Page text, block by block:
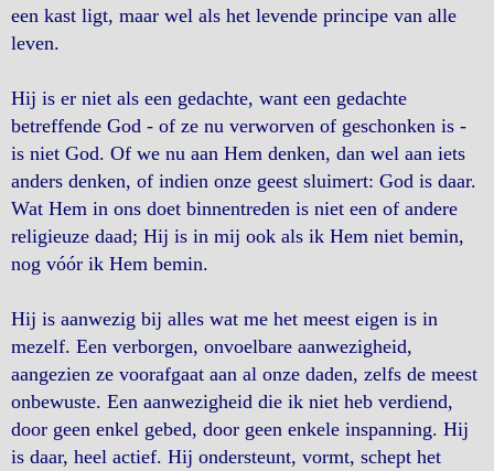
een kast ligt, maar wel als het levende principe van alle
leven.
Hij is er niet als een gedachte, want een gedachte
betreffende God - of ze nu verworven of geschonken is -
is niet God. Of we nu aan Hem denken, dan wel aan iets
anders denken, of indien onze geest sluimert: God is daar.
Wat Hem in ons doet binnentreden is niet een of andere
religieuze daad; Hij is in mij ook als ik Hem niet bemin,
nog vóór ik Hem bemin.
Hij is aanwezig bij alles wat me het meest eigen is in
mezelf. Een verborgen, onvoelbare aanwezigheid,
aangezien ze voorafgaat aan al onze daden, zelfs de meest
onbewuste. Een aanwezigheid die ik niet heb verdiend,
door geen enkel gebed, door geen enkele inspanning. Hij
is daar, heel actief. Hij ondersteunt, vormt, schept het